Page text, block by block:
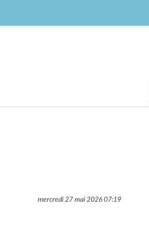
mercredi 27 mai 2026 07:19